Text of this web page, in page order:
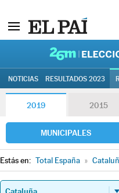
NOTICIAS RESULTADOS 2023
2019 2015
MUNICIPALES
Estás en: Total España »